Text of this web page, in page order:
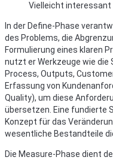
Vielleicht interessant
In der Define-Phase
des Problems, die
Formulierung eines klaren
nutzt er Werkzeuge wie die
Process, Outputs,
Erfassung von
Quality), um diese
übersetzen. Eine fundierte
Konzept für das
wesentliche Bestandteile
Die Measure-Phase dient